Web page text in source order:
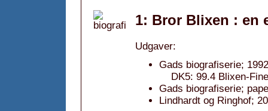
1: Bror Blixen : en
Udgaver:
Gads biografiserie;
DK5: 99.4 Blixen-
Gads biografiserie;
Lindhardt og Ringhof;